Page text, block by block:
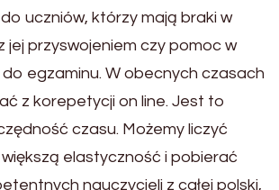
uczniów, którzy mają braki w
jej przyswojeniem czy pomoc w
egzaminu. W obecnych czasach
z korepetycji on line. Jest to
czasu. Możemy liczyć
elastyczność i pobierać
nauczycieli z całej polski,